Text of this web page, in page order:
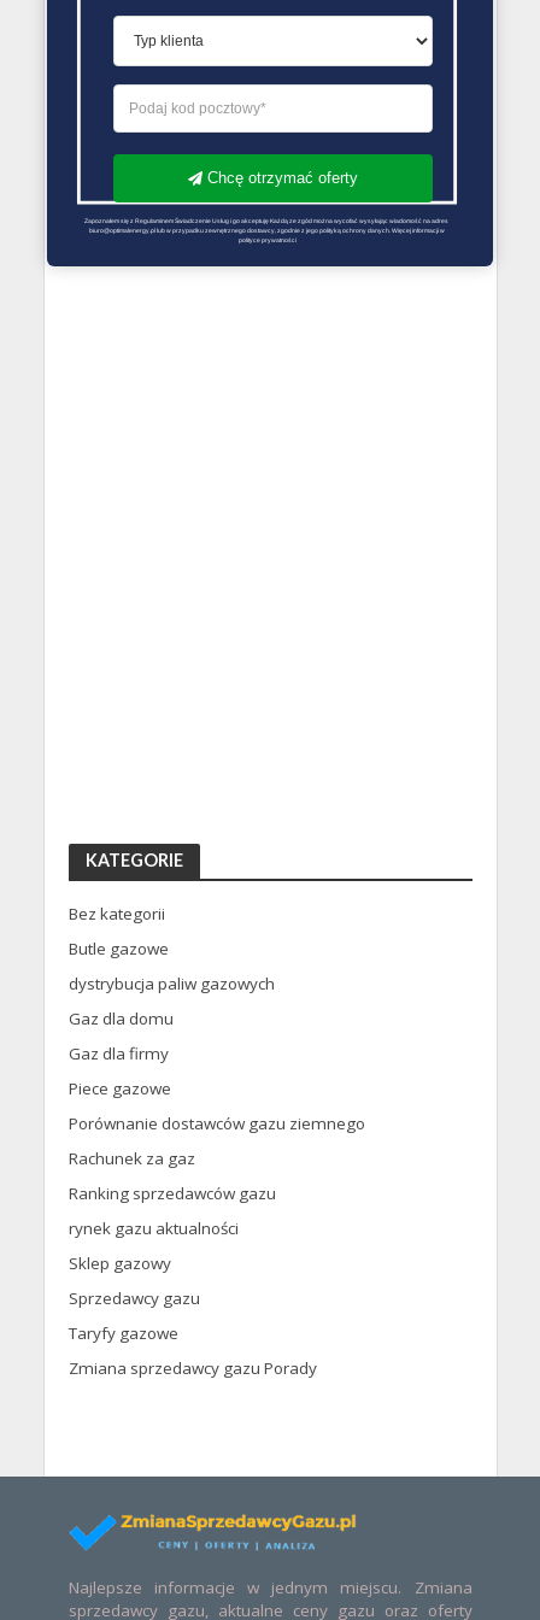
PORÓWNYWARKA OFERT GAZU
KATEGORIE
Bez kategorii
Butle gazowe
dystrybucja paliw gazowych
Gaz dla domu
Gaz dla firmy
Piece gazowe
Porównanie dostawców gazu ziemnego
Rachunek za gaz
Ranking sprzedawców gazu
rynek gazu aktualności
Sklep gazowy
Sprzedawcy gazu
Taryfy gazowe
Zmiana sprzedawcy gazu Porady
Najlepsze informacje w jednym miejscu. Zmiana
sprzedawcy gazu, aktualne ceny gazu oraz oferty
Chcę otrzymać oferty
Zapoznałem się z Regulaminem Świadczenie Usług i go akceptuję Każdą ze zgód można wycofać wysyłając wiadomość na adres
biuro@optimalenergy.pl lub w przypadku zewnętrznego dostawcy, zgodnie z jego polityką ochrony danych. Więcej informacji w
polityce prywatności